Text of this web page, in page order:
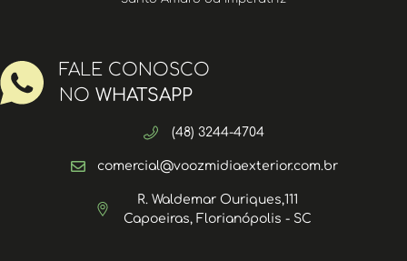
FALE CONOSCO
NO WHATSAPP
(48) 3244-4704
comercial@voozmidiaexterior.com.br
R. Waldemar Ouriques,111
Capoeiras, Florianópolis - SC